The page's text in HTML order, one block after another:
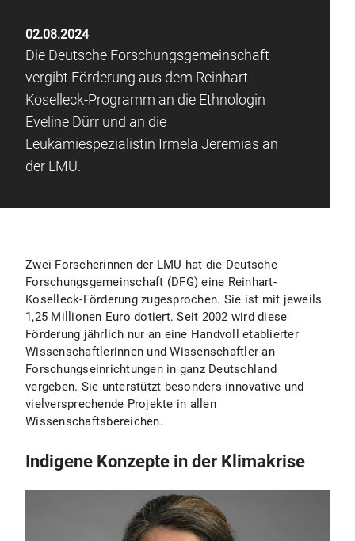
02.08.2024
Die Deutsche Forschungsgemeinschaft
vergibt Förderung aus dem Reinhart-
Koselleck-Programm an die Ethnologin
Eveline Dürr und an die
Leukämiespezialistin Irmela Jeremias an
der LMU.
Zwei Forscherinnen der LMU hat die Deutsche
Forschungsgemeinschaft (DFG) eine Reinhart-
Koselleck-Förderung zugesprochen. Sie ist mit jeweils
1,25 Millionen Euro dotiert. Seit 2002 wird diese
Förderung jährlich nur an eine Handvoll etablierter
Wissenschaftlerinnen und Wissenschaftler an
Forschungseinrichtungen in ganz Deutschland
vergeben. Sie unterstützt besonders innovative und
vielversprechende Projekte in allen
Wissenschaftsbereichen.
Indigene Konzepte in der Klimakrise